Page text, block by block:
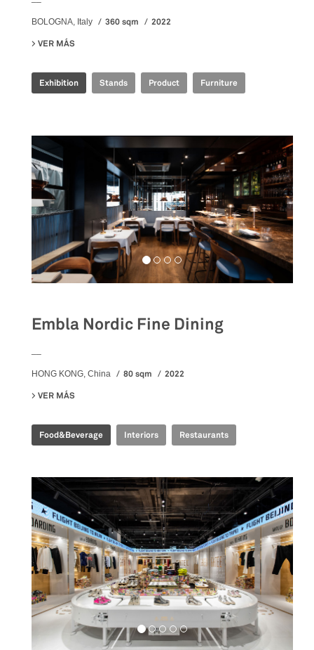
BOLOGNA, Italy 360 sqm
2022
VER MÁS
Exhibition Stands Product Furniture
Embla Nordic Fine Dining
HONG KONG, China 80 sqm
2022
VER MÁS
Food&Beverage Interiors Restaurants